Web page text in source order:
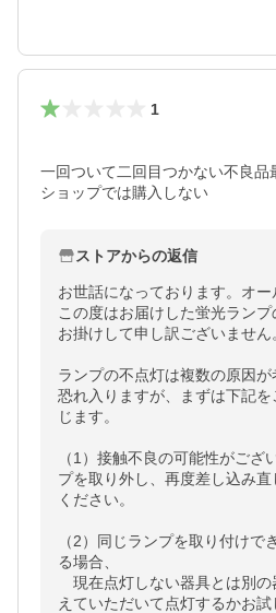
1
一回ついて二回目つかない不良
ショップでは購入しない
ストアからの返信
お世話になっております。オー
この度はお届けした蛍光ラン
お掛けして申し訳ございません
ランプの不点灯は複数の原因
恐れ入りますが、まずは下記
じます。
（1）接触不良の可能性がござ
プを取り外し、再度差し込み
ください。
（2）同じランプを取り付けで
る場合、
現在点灯しない器具とは別の
えていただいて点灯するかお試